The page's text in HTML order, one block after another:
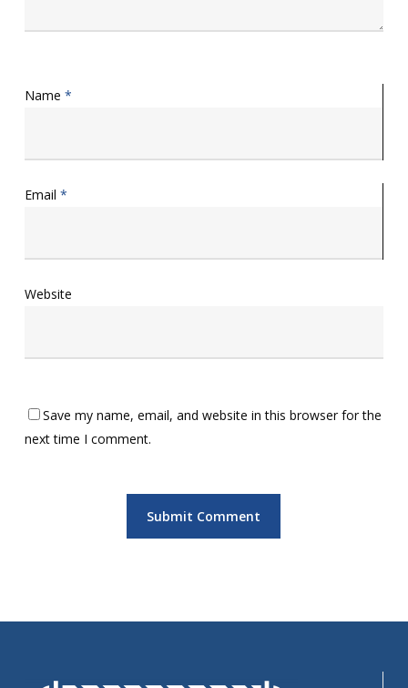
Name *
Email *
Website
Save my name, email, and website in this browser for the
next time I comment.